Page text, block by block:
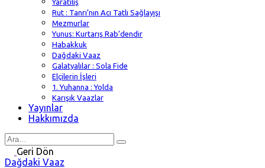
Yaratılış
Rut : Tanrı’nın Acı Tatlı Sağlayışı
Mezmurlar
Yunus: Kurtarış Rab’dendir
Habakkuk
Dağdaki Vaaz
Galatyalılar : Sola Fide
Elçilerin İşleri
1. Yuhanna : Yolda
Karışık Vaazlar
Yayınlar
Hakkımızda
Search
forGeri Dön
Dağdaki Vaaz